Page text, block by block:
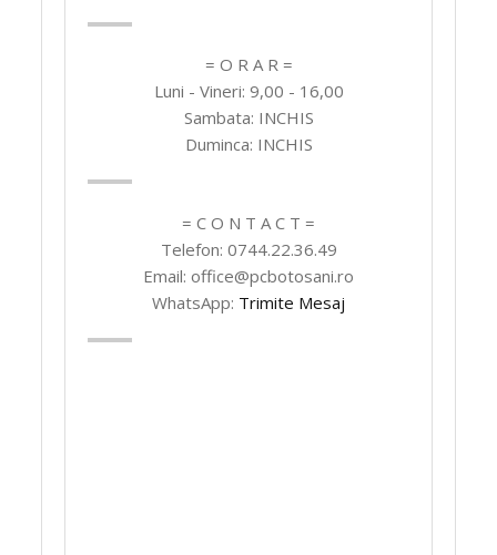
= O R A R =
Luni - Vineri: 9,00 - 16,00
Sambata: INCHIS
Duminca: INCHIS
= C O N T A C T =
Telefon: 0744.22.36.49
Email: office@pcbotosani.ro
WhatsApp: Trimite Mesaj